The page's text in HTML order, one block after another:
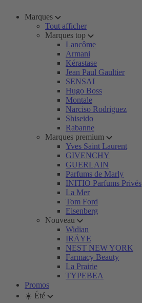
Marques
Tout afficher
Marques top
Lancôme
Armani
Kérastase
Jean Paul Gaultier
SENSAI
Hugo Boss
Montale
Narciso Rodriguez
Shiseido
Rabanne
Marques premium
Yves Saint Laurent
GIVENCHY
GUERLAIN
Parfums de Marly
INITIO Parfums Privés
La Mer
Tom Ford
Eisenberg
Nouveau
Widian
IRÄYE
NEST NEW YORK
Farmacy Beauty
La Prairie
TYPEBEA
Promos
☀️ Été